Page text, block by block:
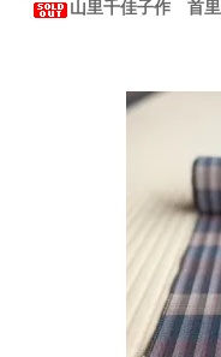
山里千佳子作 首